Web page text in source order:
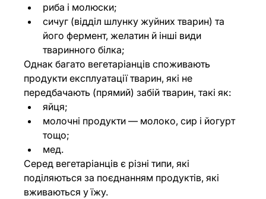
риба і молюски;
сичуг (відділ шлунку жуйних тварин) та
його фермент, желатин й інші види
тваринного білка;
Однак багато вегетаріанців споживають
продукти експлуатації тварин, які не
передбачають (прямий) забій тварин, такі як:
яйця;
молочні продукти — молоко, сир і йогурт
тощо;
мед.
Серед вегетаріанців є різні типи, які
поділяються за поєднанням продуктів, які
вживаються у їжу.